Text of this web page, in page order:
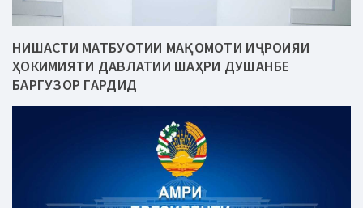
НИШАСТИ МАТБУОТИИ МАҚОМОТИ ИҶРОИЯИ
ҲОКИМИЯТИ ДАВЛАТИИ ШАҲРИ ДУШАНБЕ
БАРГУЗОР ГАРДИД